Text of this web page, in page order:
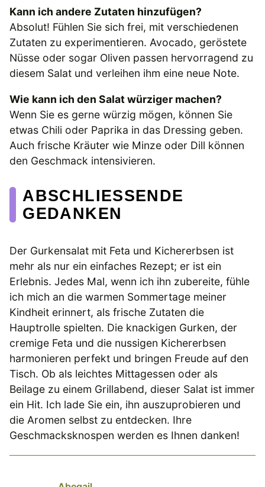
Kann ich andere Zutaten hinzufügen?
Absolut! Fühlen Sie sich frei, mit verschiedenen
Zutaten zu experimentieren. Avocado, geröstete
Nüsse oder sogar Oliven passen hervorragend zu
diesem Salat und verleihen ihm eine neue Note.
Wie kann ich den Salat würziger machen?
Wenn Sie es gerne würzig mögen, können Sie
etwas Chili oder Paprika in das Dressing geben.
Auch frische Kräuter wie Minze oder Dill können
den Geschmack intensivieren.
ABSCHLIESSENDE G
EDANKEN
Der Gurkensalat mit Feta und Kichererbsen ist
mehr als nur ein einfaches Rezept; er ist ein
Erlebnis. Jedes Mal, wenn ich ihn zubereite, fühle
ich mich an die warmen Sommertage meiner
Kindheit erinnert, als frische Zutaten die
Hauptrolle spielten. Die knackigen Gurken, der
cremige Feta und die nussigen Kichererbsen
harmonieren perfekt und bringen Freude auf den
Tisch. Ob als leichtes Mittagessen oder als
Beilage zu einem Grillabend, dieser Salat ist immer
ein Hit. Ich lade Sie ein, ihn auszuprobieren und
die Aromen selbst zu entdecken. Ihre
Geschmacksknospen werden es Ihnen danken!